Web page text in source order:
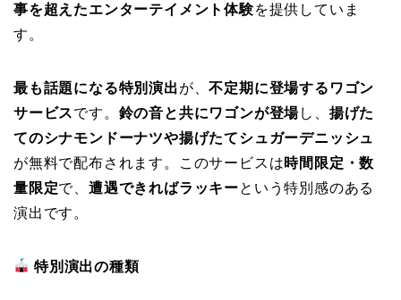
事を超えたエンターテイメント体験を提供していま
す。
最も話題になる特別演出が、不定期に登場するワゴン
サービスです。 鈴の音と共にワゴンが登場し、 揚げた
てのシナモンドーナツや揚げたてシュガーデニッシュ
が無料で配布されます。このサービスは時間限定・数
量限定で、遭遇できればラッキーという特別感のある
演出です。
特別演出の種類